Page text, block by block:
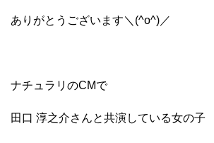
ありがとうございます＼(^o^)／
ナチュラリのCMで
田口 淳之介さんと共演している女の子